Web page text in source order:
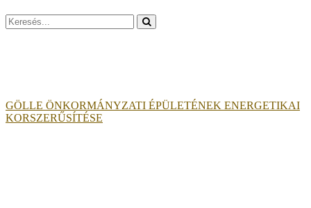
Search
for:
GÖLLE ÖNKORMÁNYZATI ÉPÜLETÉNEK ENERGETIKAI
KORSZERŰSÍTÉSE